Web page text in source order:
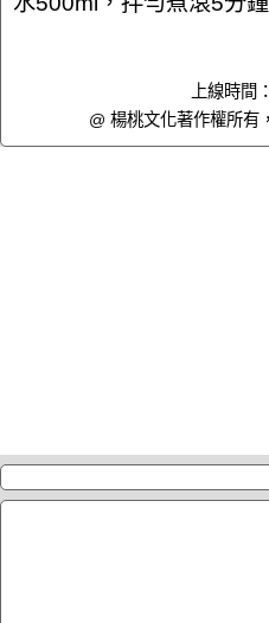
上線時間
@ 楊桃文化著作權所有